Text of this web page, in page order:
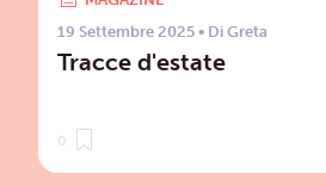
19 Settembre 2025 • Di Greta
Tracce d'estate
0